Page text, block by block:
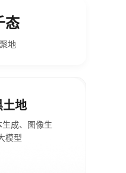
态
地
土地
成、图像生
模型